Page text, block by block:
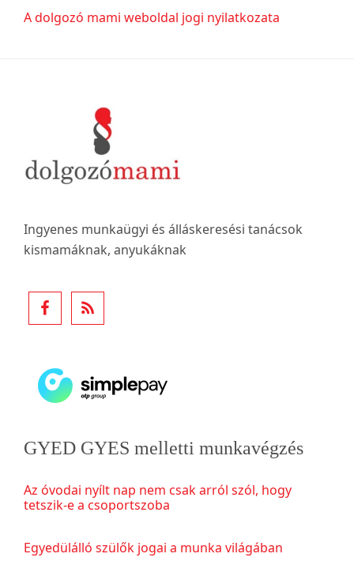
A dolgozó mami weboldal jogi nyilatkozata
Ingyenes munkaügyi és álláskeresési tanácsok
kismamáknak, anyukáknak
GYED GYES melletti munkavégzés
Az óvodai nyílt nap nem csak arról szól, hogy
tetszik-e a csoportszoba
Egyedülálló szülők jogai a munka világában